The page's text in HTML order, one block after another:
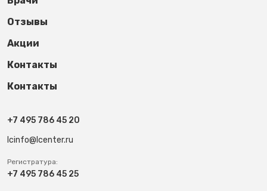
Отзывы
Акции
Контакты
Контакты
+7 495 786 45 20
lcinfo@lcenter.ru
Регистратура:
+7 495 786 45 25